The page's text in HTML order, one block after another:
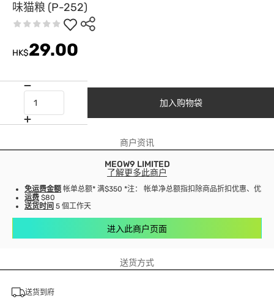
味猫粮 (P-252)
HK$29.00
加入购物袋
商户资讯
MEOW9 LIMITED
了解更多此商户
免运费金额 帐单总额* 满$350 *注： 帐单净总额指扣除商品折扣优惠、优惠
运费 $80
送货时间 5 個工作天
进入此商户页面
送货方式
送货到府